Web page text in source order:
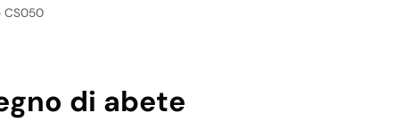
CS050
di abete